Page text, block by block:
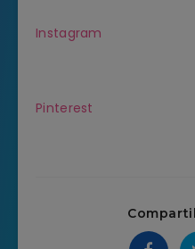
Instagram
Pinterest